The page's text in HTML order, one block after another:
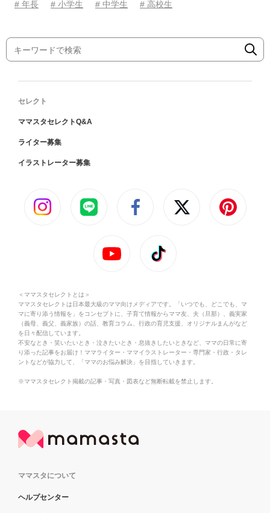
# 年長
# 小学生 # 中学生 # 高校生
セレクト
ママスタセレクトQ&A
ライター募集
イラストレーター募集
＜ママスタセレクトとは＞
ママスタセレクトは日本最大級のママ向けメディアです。「いつでも、どこでも、マ
マに寄り添う情報を」をコンセプトに、子育て情報からママ友、夫（旦那）、義実家
（義母、義父、義家族）の話、教育コラム、行政の育児支援、オリジナルまんがなど
を日々配信しています。
不安なとき・笑いたいとき・泣きたいとき・息抜きしたいときなど、ママの日常に寄
り添った記事をお届け！ママライター・ママイラストレーター・専門家・行政・タレ
ントなどが協力して、「ママのお悩み解決」を目指していきます。
※ママスタセレクト掲載の記事・写真・図表など無断転載を禁止します。
ママスタについて
ヘルプセンター